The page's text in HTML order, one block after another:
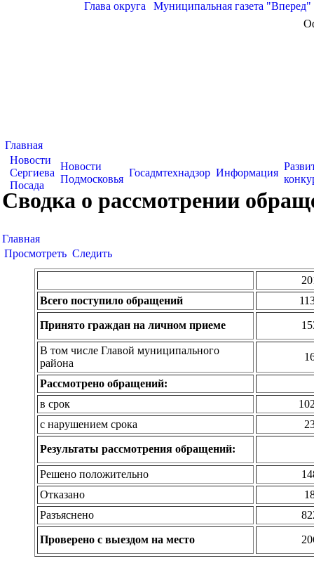
Глава округа Муниципальная газета "Вперед"
Главная
Новости
Сергиева
Посада
Новости
Подмосковья
Госадмтехнадзор Информация
Сводка о рассмотрении
Главная
Просмотреть Следить
Всего поступило обращений
Принято граждан на личном приеме
В том числе Главой муниципального
района
Рассмотрено обращений:
в срок
с нарушением срока
Результаты рассмотрения обращений:
Решено положительно
Отказано
Разъяснено
Проверено с выездом на место